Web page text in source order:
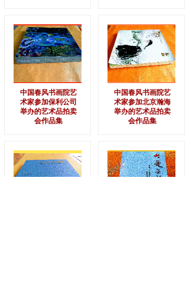
中国春风书画院艺
术家参加保利公司
举办的艺术品拍卖
会作品集
中国春风书画院艺
术家参加北京瀚海
举办的艺术品拍卖
会作品集